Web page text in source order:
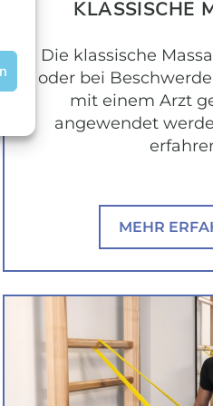
KLASSISCHE
Die klassische
oder bei
mit einem Arzt
angewendet
MEHR